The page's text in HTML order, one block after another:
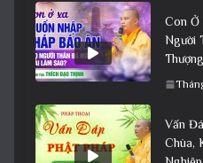
Con Ở
Người
Vấn
Chùa,